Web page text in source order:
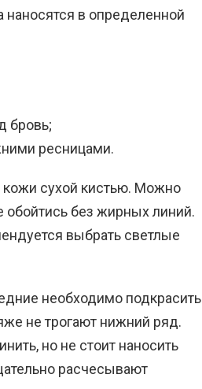
в определенной
бровь;
ресницами.
кожи сухой кистью. Можно
обойтись без жирных линий.
выбрать светлые
необходимо подкрасить
не трогают нижний ряд.
но не стоит наносить
расчесывают